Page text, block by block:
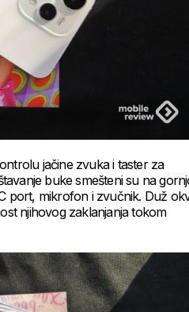
jačine zvuka i taster za
buke smešteni su na
port, mikrofon i zvučnik. Duž
njihovog zaklanjanja tokom